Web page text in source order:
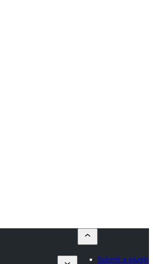
Submit a plugin